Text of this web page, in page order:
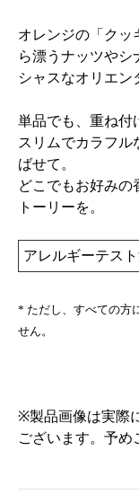
オレンジの「クッ
ら漂うナッツやシ
シャスなオリエン
単品でも、重ね付
スリムでカラフル
ばせて。
どこでもお好みの
トーリーを。
アレルギーテス
* ただし、すべての方
せん。
※製品画像は実際
ございます。予め